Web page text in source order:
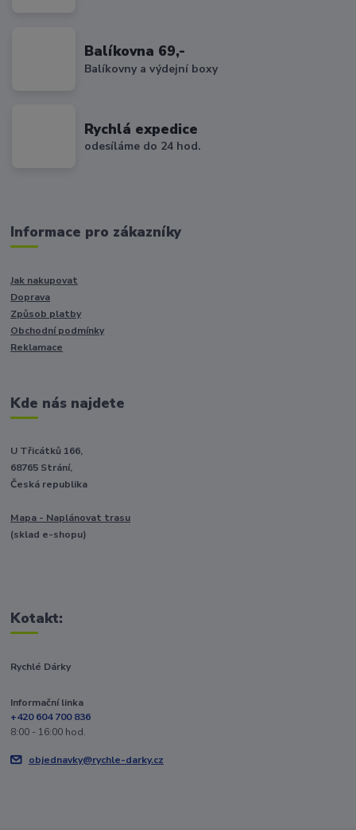
Balíkovna 69,-
Balíkovny a výdejní boxy
Rychlá expedice
odesíláme do 24 hod.
Informace pro zákazníky
Jak nakupovat
Doprava
Způsob platby
Obchodní podmínky
Reklamace
Kde nás najdete
U Třicátků 166,
68765 Strání,
Česká republika
Mapa - Naplánovat trasu
(sklad e-shopu)
Kotakt:
Rychlé Dárky
Informační linka
+420 604 700 836
8:00 - 16:00 hod.
objednavky@rychle-darky.cz